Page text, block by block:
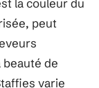
peut
de
varie